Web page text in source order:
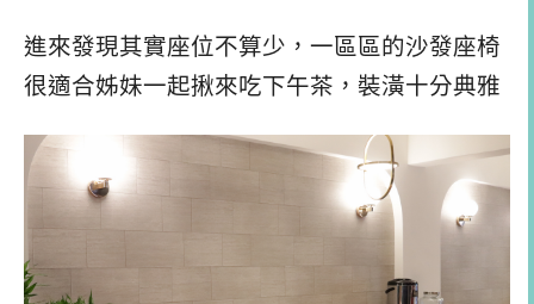
進來發現其實座位不算少，一區區的沙發座椅
很適合姊妹一起揪來吃下午茶，裝潢十分典雅